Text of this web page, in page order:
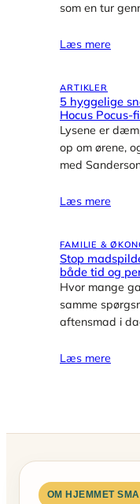
som en tur
Læs mere
ARTIKLER
5 hyggelige
Hocus Pocus-
Lysene er
op om ørene,
med
Læs mere
FAMILIE &
Stop
både tid og
Hvor mange
samme
aftensmad i
Læs mere
OM HJEMMET